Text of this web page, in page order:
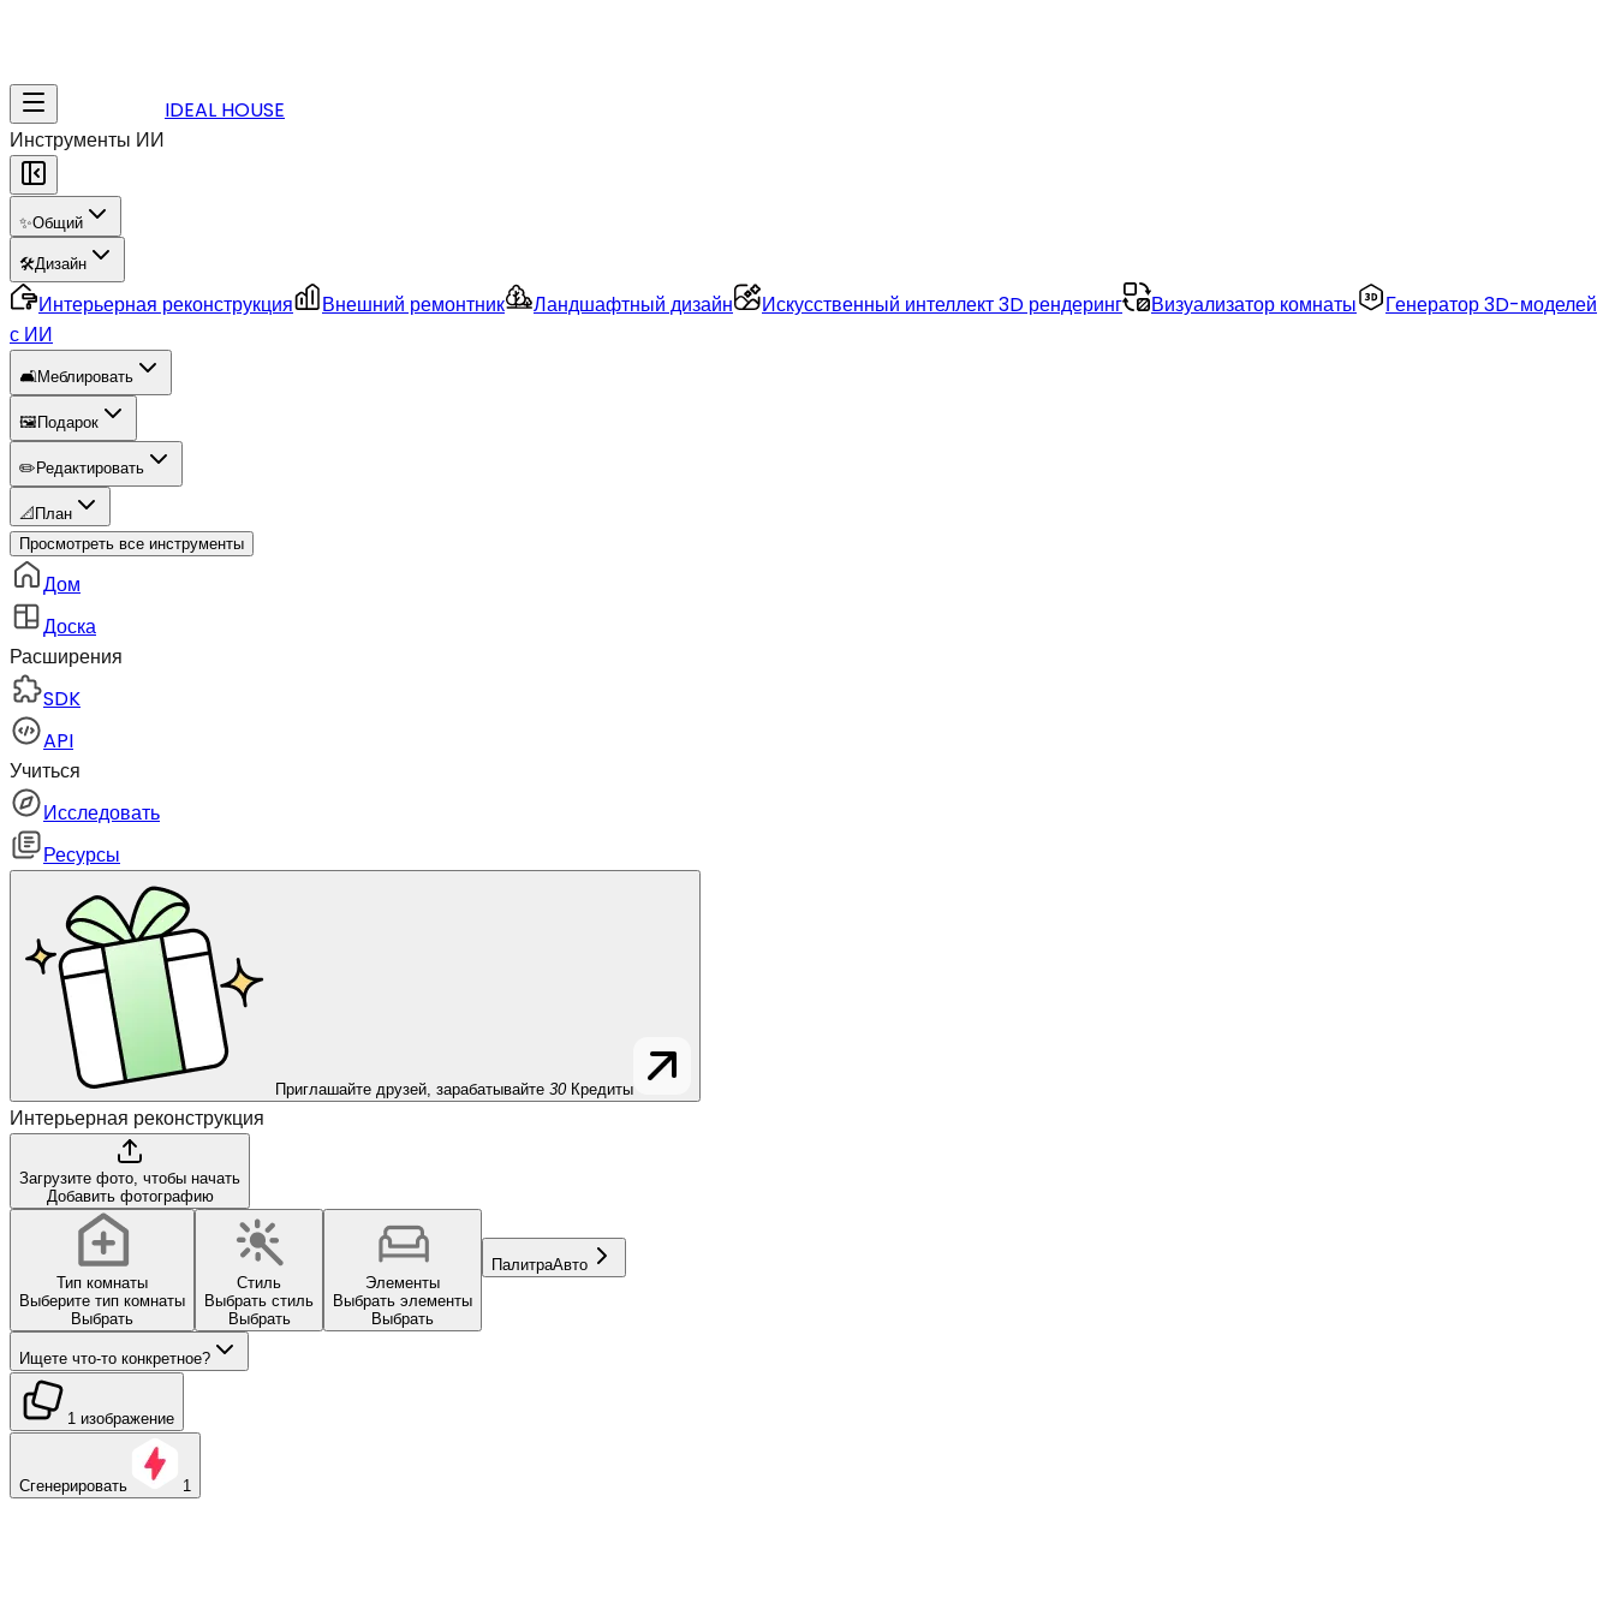
IDEAL HOUSE
Инструменты ИИ
✨Общий
🛠️Дизайн
Интерьерная реконструкция Внешний ремонтник Ландшафтный дизайн Искусственный интеллект 3D рендеринг Визуализатор комнаты
Генератор 3D-моделей
с ИИ
🛋️Меблировать
🖼️ Подарок
✏️ Редактировать
📐 План
Просмотреть все инструменты
Дом
Доска
Расширения
SDK
API
Учиться
Исследовать
Ресурсы
Приглашайте друзей, зарабатывайте 30 Кредиты
Интерьерная реконструкция
Загрузите фото, чтобы начать
Добавить фотографию
Тип комнаты
Выберите тип комнаты
Выбрать
Стиль
Выбрать стиль
Выбрать
Элементы
Выбрать элементы
Выбрать
ПалитраАвто
Ищете что-то конкретное?
1 изображение
Сгенерировать 1